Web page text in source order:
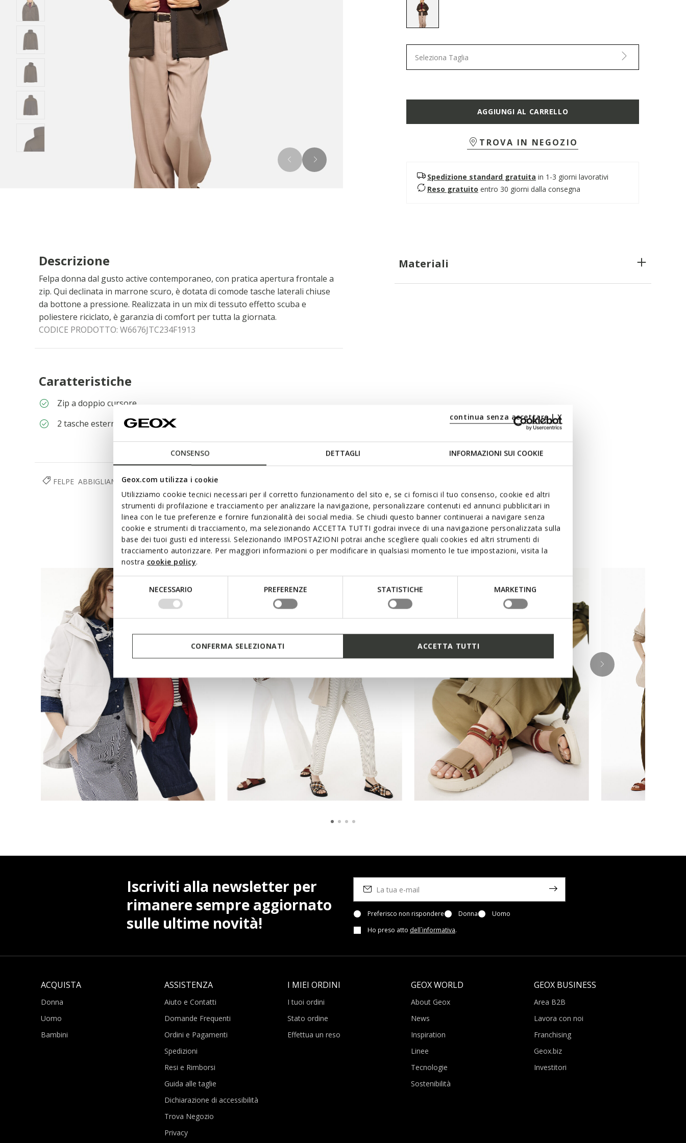
CONSENSO DETTAGLI INFORMAZIONI SUI COOKIE
Geox.com utilizza i cookie
Utilizziamo cookie tecnici necessari per il corretto funzionamento del sito e, se ci fornisci il tuo consenso, cookie ed altri
strumenti di profilazione e tracciamento per analizzare la navigazione, personalizzare contenuti ed annunci pubblicitari in
linea con le tue preferenze e fornire funzionalità dei social media. Se chiudi questo banner continuerai a navigare senza
cookie e strumenti di tracciamento, ma selezionando ACCETTA TUTTI godrai invece di una navigazione personalizzata sulla
base dei tuoi gusti ed interessi. Selezionando IMPOSTAZIONI potrai anche scegliere quali cookies ed altri strumenti di
tracciamento autorizzare. Per maggiori informazioni o per modificare in qualsiasi momento le tue impostazioni, visita la
nostra cookie policy.
Selezione
del
consenso
NECESSARIO PREFERENZE STATISTICHE MARKETING
continua senza accettare | X
CONFERMA SELEZIONATI ACCETTA TUTTI
Seleziona Taglia
AGGIUNGI AL CARRELLO
TROVA IN NEGOZIO
Spedizione standard gratuita in 1-3 giorni lavorativi
Reso gratuito entro 30 giorni dalla consegna
Descrizione
Felpa donna dal gusto active contemporaneo, con pratica apertura frontale a
zip. Qui declinata in marrone scuro, è dotata di comode tasche laterali chiuse
da bottone a pressione. Realizzata in un mix di tessuto effetto scuba e
poliestere riciclato, è garanzia di comfort per tutta la giornata.
CODICE PRODOTTO: W6676JTC234F1913
Caratteristiche
Zip a doppio cursore
2 tasche esterne
Materiali
FELPE ABBIGLIAMENTO DONNA
Style Inspiration
Iscriviti alla newsletter per
rimanere sempre aggiornato
sulle ultime novità!
Preferisco non rispondere Donna
Uomo
Ho preso atto dell`informativa.
ACQUISTA
Donna
Uomo
Bambini
ASSISTENZA
Aiuto e Contatti
Domande Frequenti
Ordini e Pagamenti
Spedizioni
Resi e Rimborsi
Guida alle taglie
Dichiarazione di accessibilità
Trova Negozio
Privacy
I MIEI ORDINI
I tuoi ordini
Stato ordine
Effettua un reso
GEOX WORLD
About Geox
News
Inspiration
Linee
Tecnologie
Sostenibilità
GEOX BUSINESS
Area B2B
Lavora con noi
Franchising
Geox.biz
Investitori